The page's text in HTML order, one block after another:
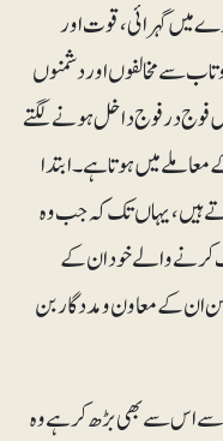
میں گہرائی، قوت اور
سے مخالفوں اور دشمنوں
فوج در فوج داخل ہونے لگتے
میں ہوتا ہے۔ ابتدا
ہیں، یہاں تک کہ جب وہ
کرنے والے خود ان کے
ان کے معاون و مددگار بن
سے اس سے بھی بڑھ کر ہے وہ